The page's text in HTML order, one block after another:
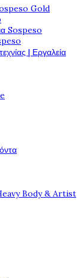
Gold
Sospeso
| Εργαλεία
Body & Artist